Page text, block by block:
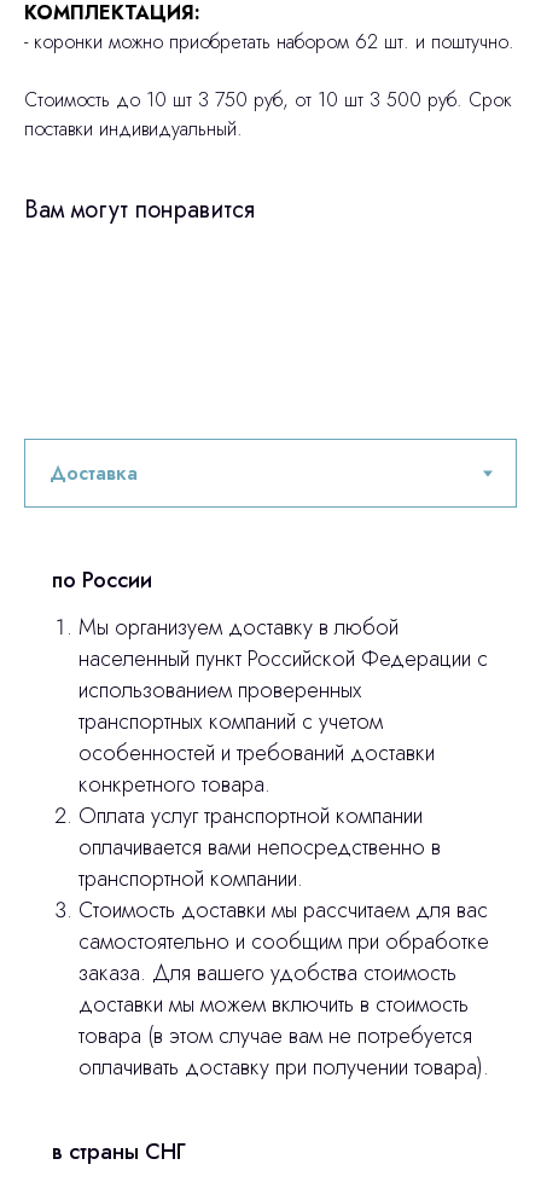
КОМПЛЕКТАЦИЯ:
- коронки можно приобретать набором 62 шт. и поштучно.
Стоимость до 10 шт 3 750 руб, от 10 шт 3 500 руб. Срок
поставки индивидуальный.
Вам могут понравится
по России
Мы организуем доставку в любой
населенный пункт Российской Федерации с
использованием проверенных
транспортных компаний с учетом
особенностей и требований доставки
конкретного товара.
Оплата услуг транспортной компании
оплачивается вами непосредственно в
транспортной компании.
Стоимость доставки мы рассчитаем для вас
самостоятельно и сообщим при обработке
заказа. Для вашего удобства стоимость
доставки мы можем включить в стоимость
товара (в этом случае вам не потребуется
оплачивать доставку при получении товара).
в страны СНГ
Остались вопросы
оставьте контакты, мы свяжемся и
ответим на все вопросы
© 2024 ЛС Дентал Групп
Главная
3D печать
Оплата и доставка